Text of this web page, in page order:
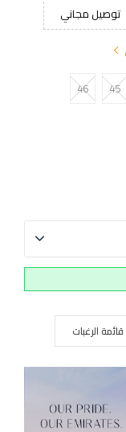
توصيل مجاني
45
46
قائمة الرغبات